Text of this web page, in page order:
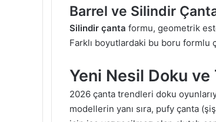
Barrel ve Silindir
Silindir çanta formu, geometrik
Farklı boyutlardaki bu boru formlu
Yeni Nesil Doku ve
2026 çanta trendleri doku
modellerin yanı sıra, pufy çanta